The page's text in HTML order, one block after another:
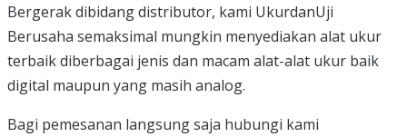
Bergerak dibidang distributor, kami UkurdanUji
Berusaha semaksimal mungkin menyediakan alat ukur
terbaik diberbagai jenis dan macam alat-alat ukur baik
digital maupun yang masih analog.
Bagi pemesanan langsung saja hubungi kami